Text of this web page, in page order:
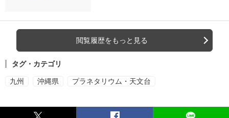
閲覧履歴をもっと見る
タグ・カテゴリ
九州 沖縄県 プラネタリウム・天文台